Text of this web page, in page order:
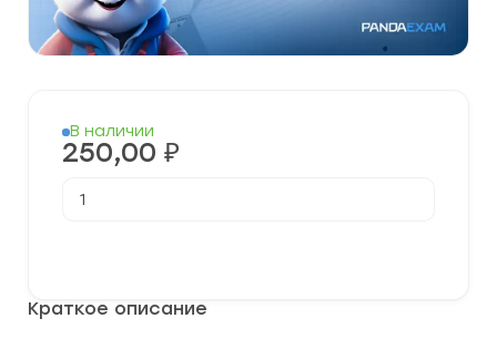
Краткое описание
В наличии
250,00 ₽
товара
Географии